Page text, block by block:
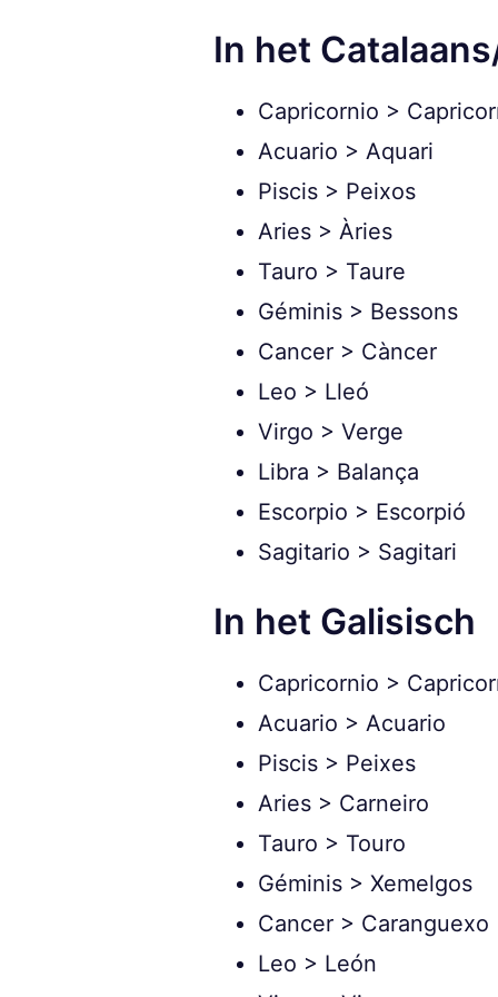
In het
Capricornio >
Acuario > Aquari
Piscis > Peixos
Aries > Àries
Tauro > Taure
Géminis > Bessons
Cancer > Càncer
Leo > Lleó
Virgo > Verge
Libra > Balança
Escorpio > Escorpió
Sagitario > Sagitari
In het Galisisch
Capricornio >
Acuario > Acuario
Piscis > Peixes
Aries > Carneiro
Tauro > Touro
Géminis > Xemelgos
Cancer > Caranguexo
Leo > León